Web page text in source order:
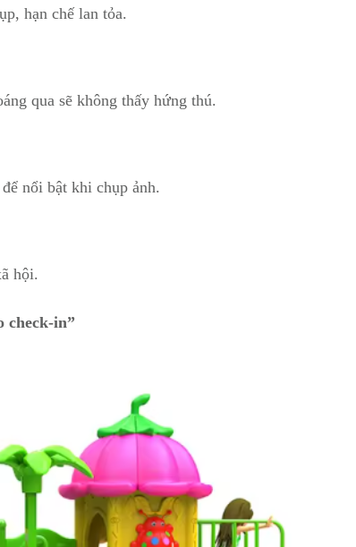
hạn chế lan tỏa.
qua sẽ không thấy hứng thú.
để nổi bật khi chụp ảnh.
hội.
check-in”